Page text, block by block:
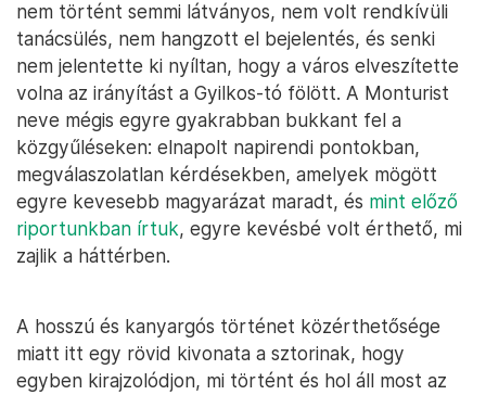
nem történt semmi látványos, nem volt rendkívüli
tanácsülés, nem hangzott el bejelentés, és senki
nem jelentette ki nyíltan, hogy a város elveszítette
volna az irányítást a Gyilkos-tó fölött. A Monturist
neve mégis egyre gyakrabban bukkant fel a
közgyűléseken: elnapolt napirendi pontokban,
megválaszolatlan kérdésekben, amelyek mögött
egyre kevesebb magyarázat maradt, és mint előző
riportunkban írtuk, egyre kevésbé volt érthető, mi
zajlik a háttérben.
A hosszú és kanyargós történet közérthetősége
miatt itt egy rövid kivonata a sztorinak, hogy
egyben kirajzolódjon, mi történt és hol áll most az